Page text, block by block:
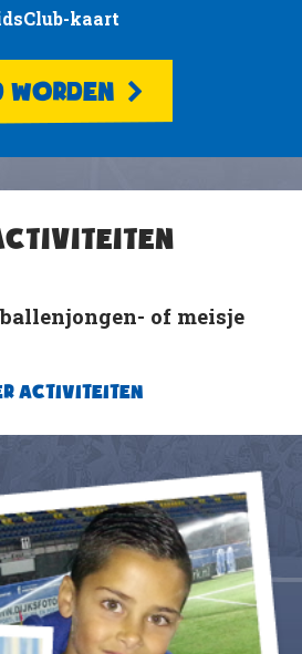
kaart
WORDEN
of meisje
ACTIVITEITEN